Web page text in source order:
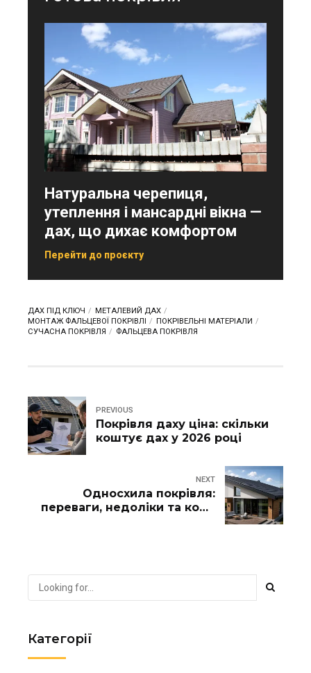
Натуральна черепиця,
утеплення і мансардні вікна —
дах, що дихає комфортом
Перейти до проєкту
ДАХ ПІД КЛЮЧ
МЕТАЛЕВИЙ ДАХ
МОНТАЖ ФАЛЬЦЕВОЇ ПОКРІВЛІ
ПОКРІВЕЛЬНІ МАТЕРІАЛИ
СУЧАСНА ПОКРІВЛЯ
ФАЛЬЦЕВА ПОКРІВЛЯ
PREVIOUS
Покрівля даху ціна: скільки
коштує дах у 2026 році
NEXT
Односхила покрівля:
переваги, недоліки та коли
Категорії